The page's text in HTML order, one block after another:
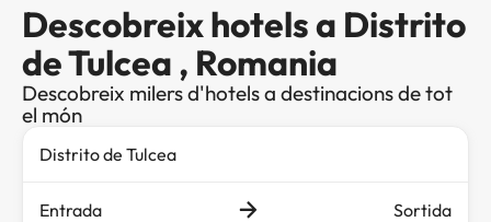
Descobreix hotels a Distrito
de Tulcea , Romania
Descobreix milers d'hotels a destinacions de tot
el món
Entrada Sortida